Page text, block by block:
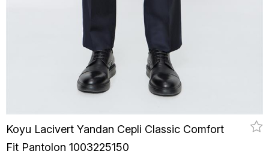
Koyu Lacivert Yandan Cepli Classic Comfort
Fit Pantolon 1003225150